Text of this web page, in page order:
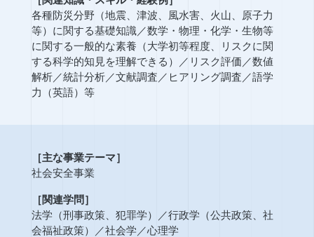
各種防災分野（地震、津波、風水害、火山、原子力
等）に関する基礎知識／数学・物理・化学・生物等
に関する一般的な素養（大学初等程度、リスクに関
する科学的知見を理解できる）
／ リスク評価 ／数値
解析／統計分析／文献調査 ／ ヒアリング調査 ／語学
力（英語）等
［主な事業テーマ］
社会安全事業
［関連学問］
法学（刑事政策、犯罪学）
／行政学（公共政策、社
会福祉政策）
／社会学 ／心理学